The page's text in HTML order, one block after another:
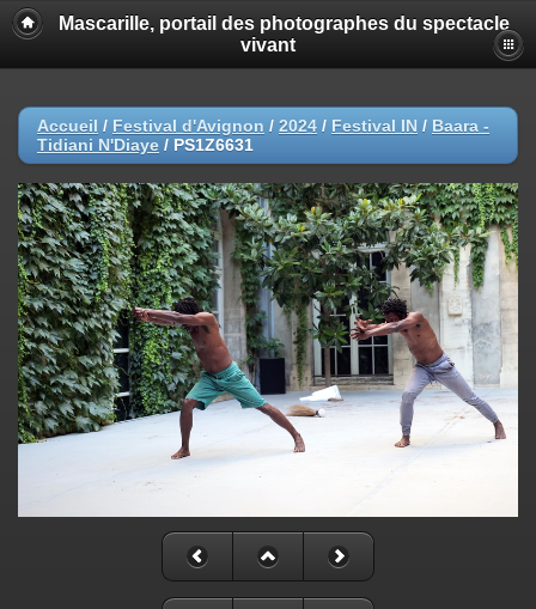
Mascarille, portail des photographes du spectacle
vivant
Accueil / Festival d'Avignon / 2024 / Festival IN / Baara -
Tidiani N'Diaye / PS1Z6631